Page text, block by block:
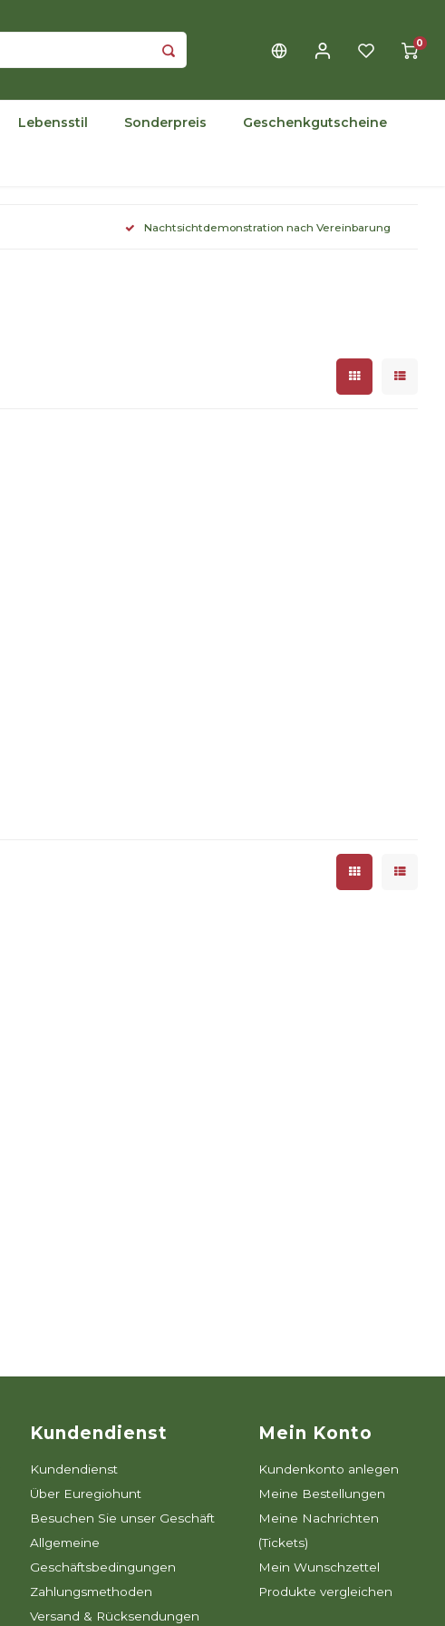
0
Lebensstil Sonderpreis Geschenkgutscheine
Nachtsichtdemonstration nach Vereinbarung
Kundendienst
Kundendienst
Über Euregiohunt
Besuchen Sie unser Geschäft
Allgemeine
Geschäftsbedingungen
Zahlungsmethoden
Versand & Rücksendungen
Mein Konto
Kundenkonto anlegen
Meine Bestellungen
Meine Nachrichten
(Tickets)
Mein Wunschzettel
Produkte vergleichen